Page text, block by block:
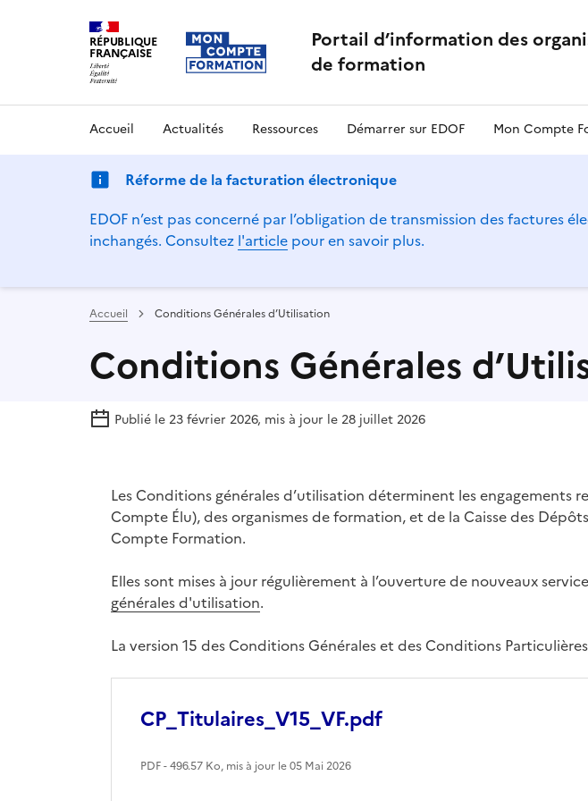
RÉPUBLIQUE
FRANÇAISE
Portail d’information des
de formation
Accueil Actualités Ressources Démarrer sur EDOF Mon Compte
Réforme de la facturation électronique
EDOF n’est pas concerné par l’obligation de transmission des factures
inchangés. Consultez l'article pour en savoir plus.
Accueil Conditions Générales d’Utilisation
Conditions Générales
Publié le 23 février 2026, mis à jour le 28 juillet 2026
Les Conditions générales d’utilisation déterminent les
Compte Élu), des organismes de formation, et de la Caisse des
Compte Formation.
Elles sont mises à jour régulièrement à l’ouverture de nouveaux
générales d'utilisation.
La version 15 des Conditions Générales et des Conditions
CP_Titulaires_V15_VF.pdf
PDF - 496.57 Ko, mis à jour le 05 Mai 2026